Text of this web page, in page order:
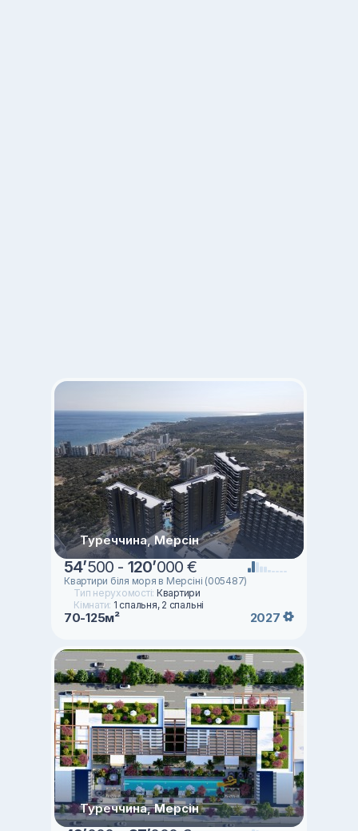
Туреччина, Мерсін
54’500 - 120’000 €
Квартири біля моря в Мерсіні (005487)
Тип нерухомості: Квартири
Кімнати: 1 спальня, 2 спальні
70-125м² 2027
Туреччина, Мерсін